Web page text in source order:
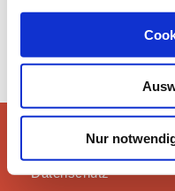
Nur
Instagram
Datenschutz